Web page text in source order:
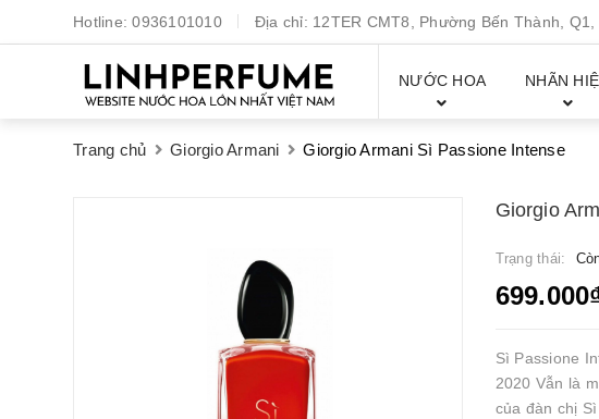
Hotline:0936101010 Địa chỉ: 12TER CMT8, Phường Bến Thành, Q1,
NƯỚC HOA NHÃN
Trang chủ Giorgio Armani Giorgio Armani Sì Passione Intense
Giorgio
Trạng thái:
Sì Passione
2020 Vẫn là
của đàn chị